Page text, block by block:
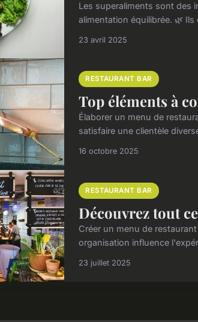
Les superaliments sont des
alimentation équilibrée. 🌿
23 avril 2025
RESTAURANT BAR
Top éléments à
Élaborer un menu de
satisfaire une clientèle
16 octobre 2025
RESTAURANT BAR
Découvrez tout
Créer un menu de
organisation influence
23 juillet 2025